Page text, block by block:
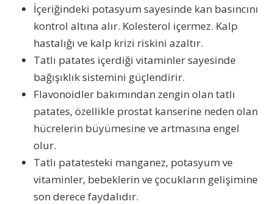
İçeriğindeki potasyum sayesinde kan basıncını
kontrol altına alır. Kolesterol içermez. Kalp
hastalığı ve kalp krizi riskini azaltır.
Tatlı patates içerdiği vitaminler sayesinde
bağışıklık sistemini güçlendirir.
Flavonoidler bakımından zengin olan tatlı
patates, özellikle prostat kanserine neden olan
hücrelerin büyümesine ve artmasına engel
olur.
Tatlı patatesteki manganez, potasyum ve
vitaminler, bebeklerin ve çocukların gelişimine
son derece faydalıdır.